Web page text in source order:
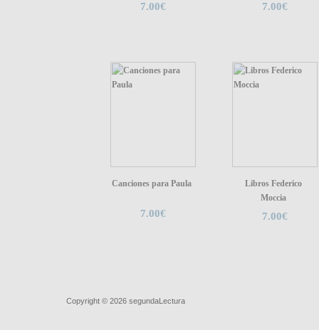
7.00€ 7.00€
Canciones para Paula
7.00€
Libros Federico
Moccia
7.00€
Copyright © 2026 segundaLectura